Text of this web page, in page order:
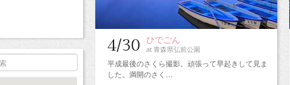
4/30 ひでごん
at 青森県弘前公園
平成最後のさくら撮影。頑張って早起きして見ま
した。満開のさく…